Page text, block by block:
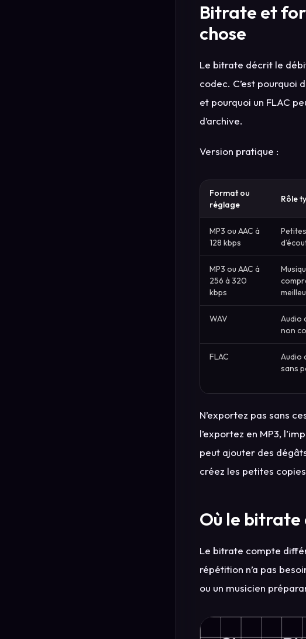
Bitrate et
chose
Le bitrate décrit le
codec. C’est pourquoi
et pourquoi un FLAC
d’archive.
Version pratique :
Format ou
réglage
Rôle
MP3 ou AAC à
128 kbps
MP3 ou AAC à
256 à 320
kbps
WAV
Audio
non
FLAC
Audio
sans
N’exportez pas sans
l’exportez en MP3,
peut ajouter des
créez les petites
Où le bitrate
Le bitrate compte
répétition n’a pas
ou un musicien